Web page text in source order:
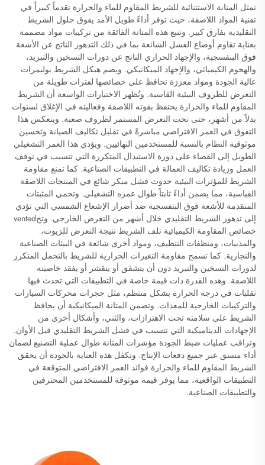
تمثل المتانة الاستثنائية للشريط المقاوم للماء والحرارة تقدماً كبيراً في
تقنية المواد اللاصقة، حيث توفر أداءً طويل الأمد يفوق حلول الشريط
التقليدية بفارق كبير. وتنبع هذه المتانة الفائقة من تركيبات مواد مصممة
بعناية تقاوم أوضاع الفشل الشائعة بما في ذلك التدهور الناتج عن الأشعة
فوق البنفسجية، والإجهاد الحراري الناتج عن دورات التسخين والتبريد،
والهجوم الكيميائي، والإجهاد الميكانيكي. ويضم هيكل الشريط بوليمرات
عالية الجودة ومواد معززة تحافظ على خصائصها لفترات طويلة من
التعرض للظروف البيئية القاسية. وتُظهر الاختبارات الواسعة أن الشريط
المقاوم للماء والحرارة يحتفظ بقوته اللاصقة وفعاليته في الإغلاق لسنوات
بدلاً من أشهر، حتى تحت التعرض المستمر لظروف صعبة. وينعكس هذا
التفوق في العمر الافتراضي مباشرةً في تقليل تكاليف الصيانة وتحسين
موثوقية النظام بالنسبة للمستخدمين النهائيين. ويؤدي هذا العمر التشغيلي
الطويل إلى القضاء على دورة الاستبدال المتكررة التي تتسبب في توقف
العمل وزيادة تكاليف العمالة في التطبيقات الصناعية. كما تمنع مقاومة
الشريط للمؤثرات البيئية حدوث فشل مبكر شائع في المنتجات اللاصقة
القياسية، مما يضمن أداءً ثابتاً طوال عمره التشغيلي. وتحمي المثبتات
المتقدمة للأشعة فوق البنفسجية ضد أضرار الإشعاع الشمسي التي تؤدي
إلى تدهور الشريط التقليدي خلال أشهر من التعرض الخارجي. وتحvented
خصائص المقاومة الكيميائية تلف الشريط نتيجة التعرض للزيوت،
والمذيبات، ومنظفات التنظيف، ومواد أخرى شائعة في البيئات الصناعية
والتجارية. كما تسمح مقاومة التغيرات الحرارية للشريط بالتحمل المتكرر
لدورات التسخين والتبريد دون أن يتشقق أو يتقشر أو يفقد خاصيته
اللاصقة. وهذه القدرة ذات قيمة خاصة في التطبيقات التي تحدث فيها
تقلبات في درجة الحرارة بشكل منتظم، مثل حجرات محركات السيارات
والتركيبات الخارجية للمعدات. وتضمن المتانة الميكانيكية أن يحافظ
الشريط على سلامته تحت الاهتزازات، والثني، وأشكال أخرى من
الإجهادات الديناميكية التي تتسبب في فشل الشريط التقليدي قبل الأوان.
وتراقب عمليات ضبط الجودة مؤشرات المتانة طوال عملية التصنيع لضمان
أداء متسق عبر جميع دفعات الإنتاج. وتكفل هذه العناية بالجودة أن يحقق
الشريط المقاوم للماء والحرارة فوائد العمر الافتراضي المتوقعة في
التطبيقات الواقعية، مما يوفر قيمة موثوقة للمستخدمين المحترفين
والتطبيقات الصناعية.